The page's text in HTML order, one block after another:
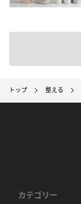
トップ 整える
カテゴリー